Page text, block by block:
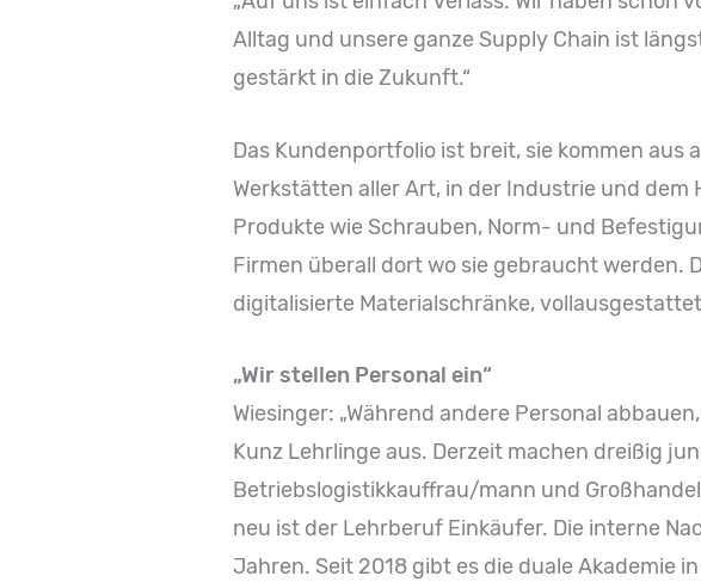
Alltag und unsere ganze Supply Chain ist
gestärkt in die Zukunft.“
Das Kundenportfolio ist breit, sie kommen aus
Werkstätten aller Art, in der Industrie und dem
Produkte wie Schrauben, Norm- und
Firmen überall dort wo sie gebraucht werden.
digitalisierte Materialschränke,
„Wir stellen Personal ein“
Wiesinger: „Während andere Personal
Kunz Lehrlinge aus. Derzeit machen dreißig
Betriebslogistikkauffrau/mann und
neu ist der Lehrberuf Einkäufer. Die interne
Jahren. Seit 2018 gibt es die duale Akademie